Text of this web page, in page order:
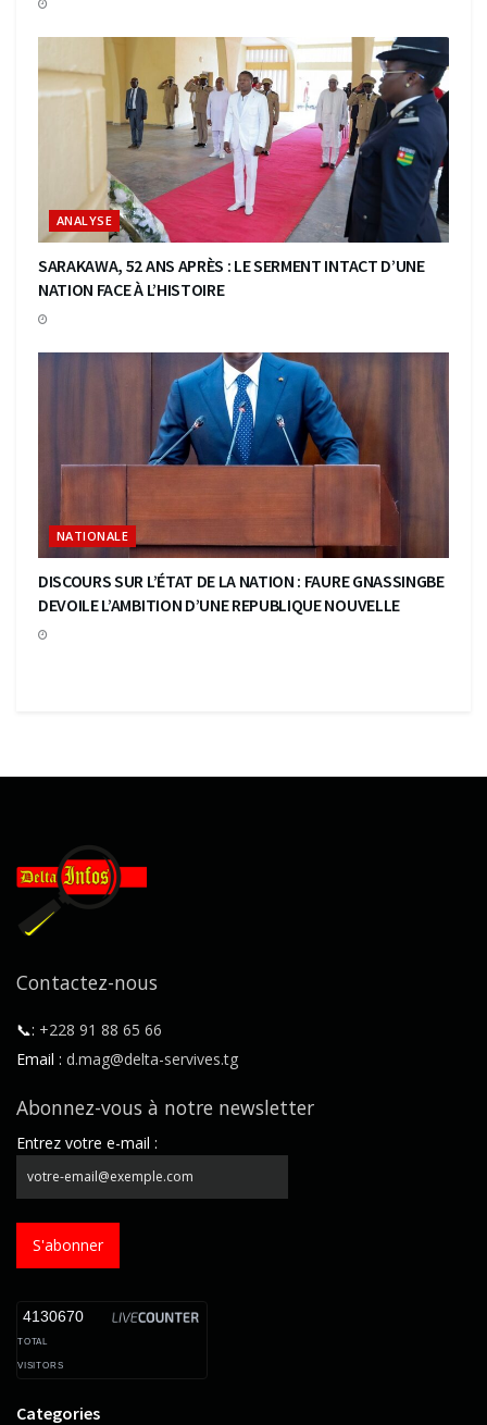
ANALYSE
SARAKAWA, 52 ANS APRÈS : LE SERMENT INTACT D’UNE
NATION FACE À L’HISTOIRE
NATIONALE
DISCOURS SUR L’ÉTAT DE LA NATION : FAURE GNASSINGBE
DEVOILE L’AMBITION D’UNE REPUBLIQUE NOUVELLE
Contactez-nous
📞: +228 91 88 65 66
Email : d.mag@delta-servives.tg
Abonnez-vous à notre newsletter
Entrez votre e-mail :
S'abonner
4130670
TOTAL
VISITORS
Categories